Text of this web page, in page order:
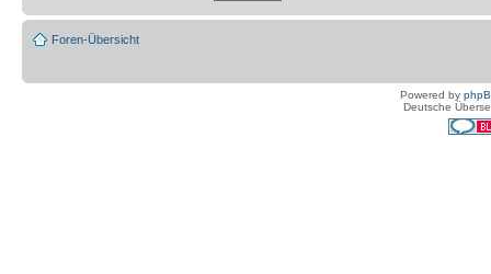
Foren-Übersicht
Powered by
Deutsche